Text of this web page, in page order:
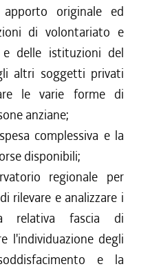
originale ed
di volontariato e
e delle istituzioni del
altri soggetti privati
le varie forme di
anziane;
complessiva e la
disponibili;
regionale per
rilevare e analizzare i
relativa fascia di
l'individuazione degli
e la